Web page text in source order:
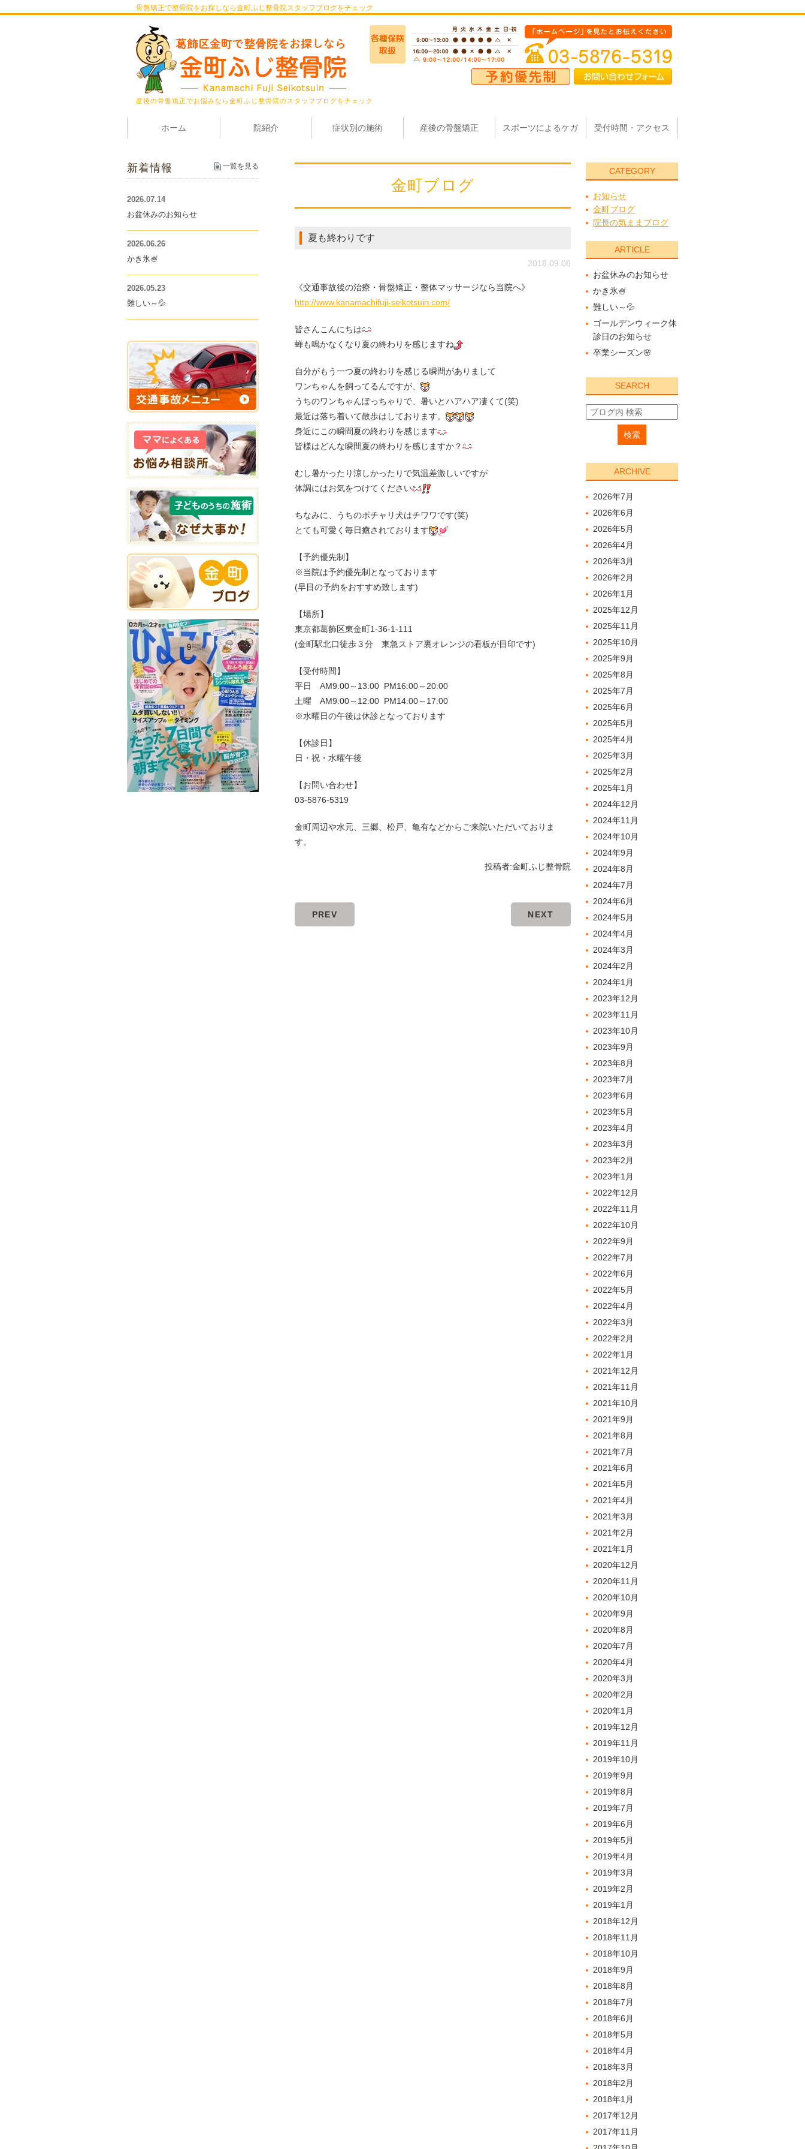
骨盤矯正で整骨院をお探しなら金町ふじ整骨院スタッフブログをチェック
産後の骨盤矯正でお悩みなら金町ふじ整骨院のスタッフブログをチェック
ホーム 院紹介 症状別の施術 産後の骨盤矯正 スポーツによるケガ 受付時間・アクセス
金町ブログ
夏も終わりです
2018.09.06
《交通事故後の治療・骨盤矯正・整体マッサージなら当院へ》
http://www.kanamachifuji-seikotsuin.com/
皆さんこんにちは
蝉も鳴かなくなり夏の終わりを感じますね
自分がもう一つ夏の終わりを感じる瞬間がありまして
ワンちゃんを飼ってるんですが、
うちのワンちゃんぽっちゃりで、暑いとハアハア凄くて(笑)
最近は落ち着いて散歩はしております。
身近にこの瞬間夏の終わりを感じます
皆様はどんな瞬間夏の終わりを感じますか？
むし暑かったり涼しかったりで気温差激しいですが
体調にはお気をつけてください
ちなみに、うちのポチャリ犬はチワワです(笑)
とても可愛く毎日癒されております
【予約優先制】
※当院は予約優先制となっております
(早目の予約をおすすめ致します)
【場所】
東京都葛飾区東金町1-36-1-111
(金町駅北口徒歩３分 東急ストア裏オレンジの看板が目印です)
【受付時間】
平日 AM9:00～13:00 PM16:00～20:00
土曜 AM9:00～12:00 PM14:00～17:00
※水曜日の午後は休診となっております
【休診日】
日・祝・水曜午後
【お問い合わせ】
03-5876-5319
金町周辺や水元、三郷、松戸、亀有などからご来院いただいておりま
す。
投稿者:金町ふじ整骨院
PREV NEXT
CATEGORY
お知らせ
金町ブログ
院長の気ままブログ
ARTICLE
お盆休みのお知らせ
かき氷🍧
難しい～💦
ゴールデンウィーク休
診日のお知らせ
卒業シーズン🌸
SEARCH
ARCHIVE
2026年7月
2026年6月
2026年5月
2026年4月
2026年3月
2026年2月
2026年1月
2025年12月
2025年11月
2025年10月
2025年9月
2025年8月
2025年7月
2025年6月
2025年5月
2025年4月
2025年3月
2025年2月
2025年1月
2024年12月
2024年11月
2024年10月
2024年9月
2024年8月
2024年7月
2024年6月
2024年5月
2024年4月
2024年3月
2024年2月
2024年1月
2023年12月
2023年11月
2023年10月
2023年9月
2023年8月
2023年7月
2023年6月
2023年5月
2023年4月
2023年3月
2023年2月
2023年1月
2022年12月
2022年11月
2022年10月
2022年9月
2022年7月
2022年6月
2022年5月
2022年4月
2022年3月
2022年2月
2022年1月
2021年12月
2021年11月
2021年10月
2021年9月
2021年8月
2021年7月
2021年6月
2021年5月
2021年4月
2021年3月
2021年2月
2021年1月
2020年12月
2020年11月
2020年10月
2020年9月
2020年8月
2020年7月
2020年4月
2020年3月
2020年2月
2020年1月
2019年12月
2019年11月
2019年10月
2019年9月
2019年8月
2019年7月
2019年6月
2019年5月
2019年4月
2019年3月
2019年2月
2019年1月
2018年12月
2018年11月
2018年10月
2018年9月
2018年8月
2018年7月
2018年6月
2018年5月
2018年4月
2018年3月
2018年2月
2018年1月
2017年12月
2017年11月
新着情報 一覧を見る
2026.07.14
お盆休みのお知らせ
2026.06.26
かき氷🍧
2026.05.23
難しい～💦